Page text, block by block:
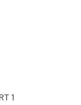
1